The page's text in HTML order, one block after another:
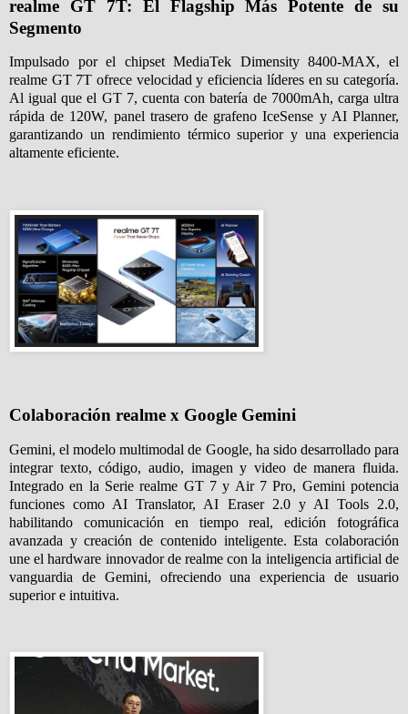
realme GT 7T: El Flagship Más Potente de su
Segmento
Impulsado por el chipset MediaTek Dimensity 8400-MAX, el
realme GT 7T ofrece velocidad y eficiencia líderes en su categoría.
Al igual que el GT 7, cuenta con batería de 7000mAh, carga ultra
rápida de 120W, panel trasero de grafeno IceSense y AI Planner,
garantizando un rendimiento térmico superior y una experiencia
altamente eficiente.
Colaboración realme x Google Gemini
Gemini, el modelo multimodal de Google, ha sido desarrollado para
integrar texto, código, audio, imagen y video de manera fluida.
Integrado en la Serie realme GT 7 y Air 7 Pro, Gemini potencia
funciones como AI Translator, AI Eraser 2.0 y AI Tools 2.0,
habilitando comunicación en tiempo real, edición fotográfica
avanzada y creación de contenido inteligente. Esta colaboración
une el hardware innovador de realme con la inteligencia artificial de
vanguardia de Gemini, ofreciendo una experiencia de usuario
superior e intuitiva.